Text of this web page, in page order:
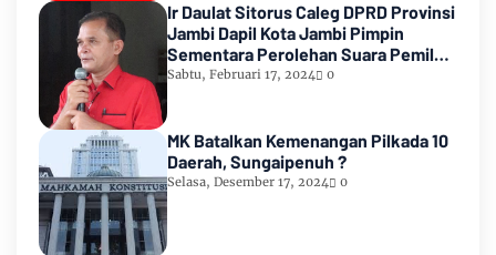
Ir Daulat Sitorus Caleg DPRD Provinsi
Jambi Dapil Kota Jambi Pimpin
Sementara Perolehan Suara Pemilu
2024
Sabtu, Februari 17, 2024 0
MK Batalkan Kemenangan Pilkada 10
Daerah, Sungaipenuh ?
Selasa, Desember 17, 2024 0